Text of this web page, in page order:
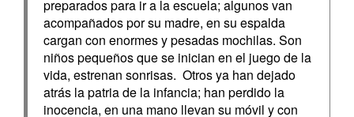
preparados para ir a la escuela; algunos van
acompañados por su madre, en su espalda
cargan con enormes y pesadas mochilas. Son
niños pequeños que se inician en el juego de la
vida, estrenan sonrisas. Otros ya han dejado
atrás la patria de la infancia; han perdido la
inocencia, en una mano llevan su móvil y con